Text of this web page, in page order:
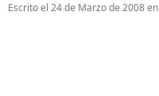
Escrito el 24 de Marzo de 2008en